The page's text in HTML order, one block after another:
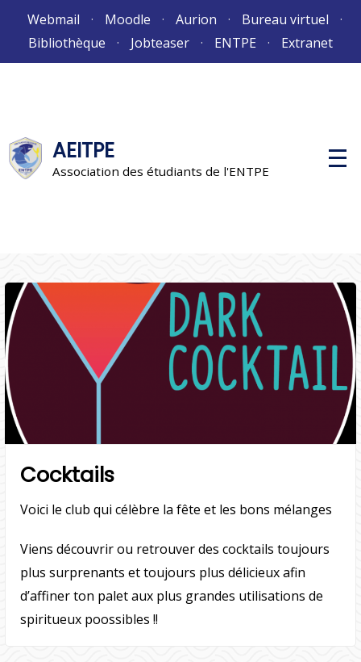
Webmail Moodle Aurion
Bureau virtuel
Bibliothèque
Jobteaser ENTPE Extranet
AEITPE
Association des étudiants de l'ENTPE
M
e
p
a
Cocktails
Voici le club qui célèbre la fête et les bons mélanges
​Viens découvrir ou retrouver des cocktails toujours
plus surprenants et toujours plus délicieux afin
d’affiner ton palet aux plus grandes utilisations de
spiritueux poossibles !!